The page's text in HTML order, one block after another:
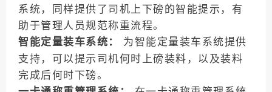
系统，同样提供了司机上下磅的智能提示，有
助于管理人员规范称重流程。
智能定量装车系统：
为智能定量装车系统提供
支持，可以提示司机何时上磅装料，以及装料
完成后何时下磅。